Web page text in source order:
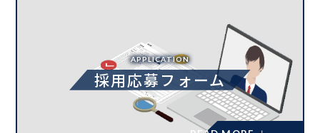
APPLICATION
採用応募フォーム